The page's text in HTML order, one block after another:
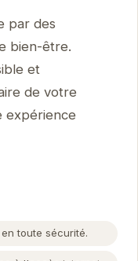
par des
bien-être.
et
de votre
expérience
toute sécurité.